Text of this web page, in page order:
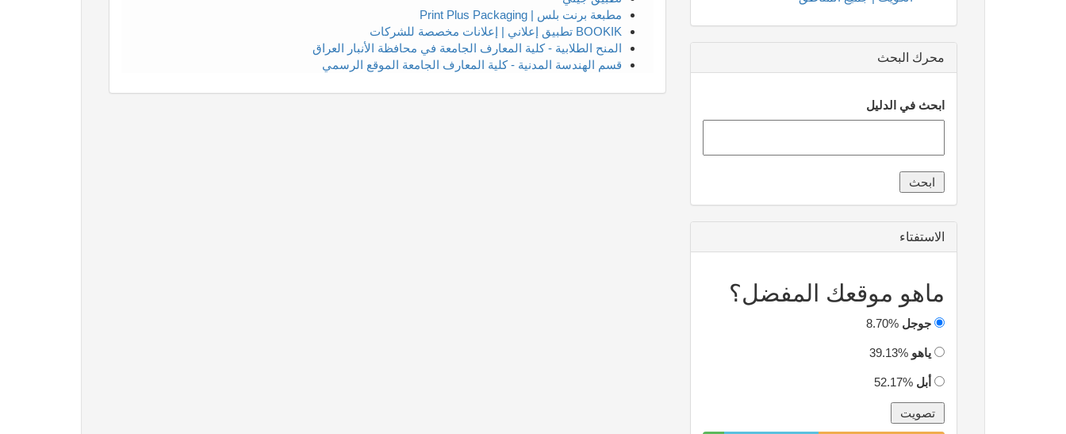
مطبعة برنت بلس | Print Plus Packaging
BOOKIK تطبيق إعلاني | إعلانات مخصصة للشركات
المنح الطلابية - كلية المعارف الجامعة في محافظة الأنبار العراق
قسم الهندسة المدنية - كلية المعارف الجامعة الموقع الرسمي
محرك البحث
ابحث في الدليل
الاستفتاء
ماهو موقعك المفضل؟
جوجل 8.70%
ياهو 39.13%
أبل 52.17%